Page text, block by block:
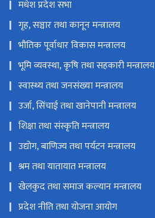
मधेश प्रदेश सभा
गृह, सञ्चार तथा कानून मन्त्रालय
भौतिक पूर्वाधार विकास मन्त्रालय
भूमि व्यवस्था, कृषि तथा सहकारी मन्त्रालय
स्वास्थ्य तथा जनसंख्या मन्त्रालय
उर्जा, सिंचाई तथा खानेपानी मन्त्रालय
शिक्षा तथा संस्कृति मन्त्रालय
उद्योग, बाणिज्य तथा पर्यटन मन्त्रालय
श्रम तथा यातायात मन्त्रालय
खेलकुद तथा समाज कल्यान मन्त्रालय
प्रदेश नीति तथा योजना आयोग